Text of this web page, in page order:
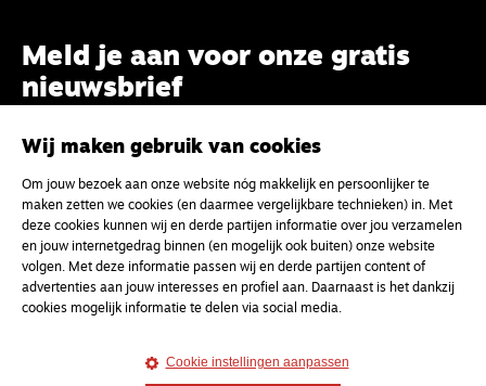
Meld je aan voor onze gratis
nieuwsbrief
uw e-mailadres
Wij maken gebruik van cookies
Om jouw bezoek aan onze website nóg makkelijk en persoonlijker te
maken zetten we cookies (en daarmee vergelijkbare technieken) in. Met
deze cookies kunnen wij en derde partijen informatie over jou verzamelen
en jouw internetgedrag binnen (en mogelijk ook buiten) onze website
volgen. Met deze informatie passen wij en derde partijen content of
advertenties aan jouw interesses en profiel aan. Daarnaast is het dankzij
cookies mogelijk informatie te delen via social media.
Cookie instellingen aanpassen